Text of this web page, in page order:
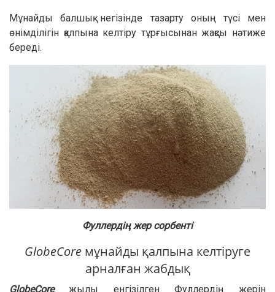
Мұнайды балшық негізінде тазарту оның түсі мен
өнімділігін қалпына келтіру тұрғысынан жақсы нәтиже
береді.
Фуллердің жер сорбенті
GlobeCore мұнайды қалпына келтіруге
арналған жабдық
GlobeCoreжылы енгізілген Фуллердің жерін